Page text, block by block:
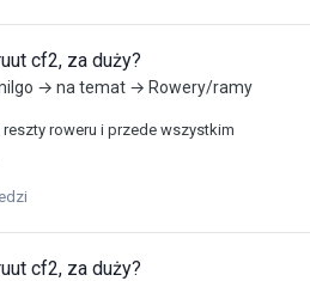
cf2, za duży?
→ na temat → Rowery/ramy
roweru i przede wszystkim
cf2, za duży?